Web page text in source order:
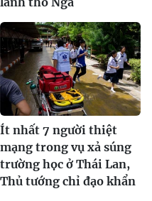
Ít nhất 7 người thiệt
mạng trong vụ xả súng
trường học ở Thái Lan,
Thủ tướng chỉ đạo khẩn